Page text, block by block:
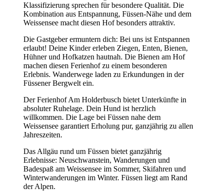
Klassifizierung sprechen für besondere Qualität. Die
Kombination aus Entspannung, Füssen-Nähe und dem
Weissensee macht diesen Hof besonders attraktiv.
Die Gastgeber ermuntern dich: Bei uns ist Entspannen
erlaubt! Deine Kinder erleben Ziegen, Enten, Bienen,
Hühner und Hofkatzen hautnah. Die Bienen am Hof
machen diesen Ferienhof zu einem besonderen
Erlebnis. Wanderwege laden zu Erkundungen in der
Füssener Bergwelt ein.
Der Ferienhof Am Holderbusch bietet Unterkünfte in
absoluter Ruhelage. Dein Hund ist herzlich
willkommen. Die Lage bei Füssen nahe dem
Weissensee garantiert Erholung pur, ganzjährig zu allen
Jahreszeiten.
Das Allgäu rund um Füssen bietet ganzjährig
Erlebnisse: Neuschwanstein, Wanderungen und
Badespaß am Weissensee im Sommer, Skifahren und
Winterwanderungen im Winter. Füssen liegt am Rand
der Alpen.